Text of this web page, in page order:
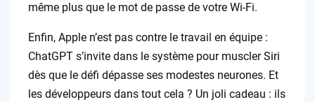
même plus que le mot de passe de votre Wi-Fi.
Enfin, Apple n’est pas contre le travail en équipe :
ChatGPT s’invite dans le système pour muscler Siri
dès que le défi dépasse ses modestes neurones. Et
les développeurs dans tout cela ? Un joli cadeau : ils